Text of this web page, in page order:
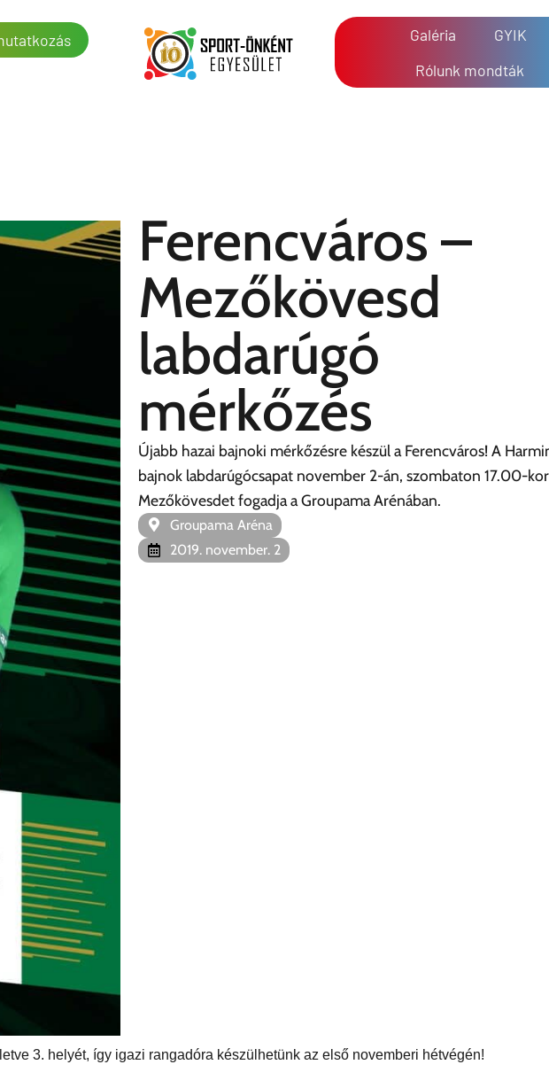
Galéria
GYIK
Rólunk mondták
Ferencváros –
Mezőkövesd
labdarúgó
mérkőzés
Újabb hazai bajnoki mérkőzésre készül a Ferencváros! A
bajnok labdarúgócsapat november 2-án, szombaton 17.00-
Mezőkövesdet fogadja a Groupama Arénában.
Groupama Aréna
2019. november. 2
3. helyét, így igazi rangadóra készülhetünk az első novemberi hétvégén!